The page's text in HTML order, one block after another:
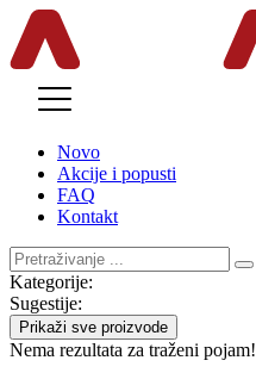
Novo
Akcije i popusti
FAQ
Kontakt
Kategorije:
Sugestije:
Prikaži sve proizvode
Nema rezultata za traženi pojam!